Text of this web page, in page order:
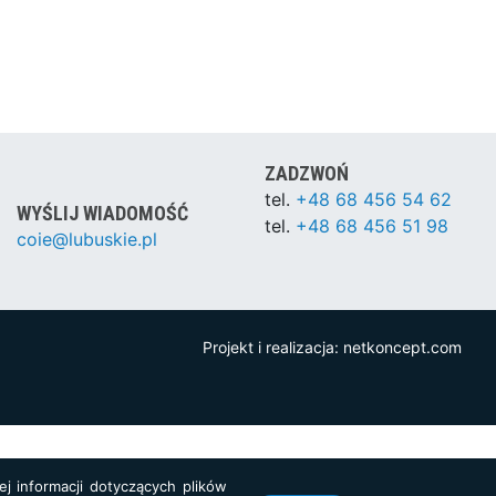
WYŚLIJ WIADOMOŚĆ
coie@lubuskie.pl
ZADZWOŃ
tel. +48 68 456 54 62
tel. +48 68 456 51 98
Projekt i realizacja: netkoncept.com
informacji dotyczących plików